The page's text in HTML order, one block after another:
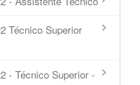
Técnico Superior
- Técnico Superior -